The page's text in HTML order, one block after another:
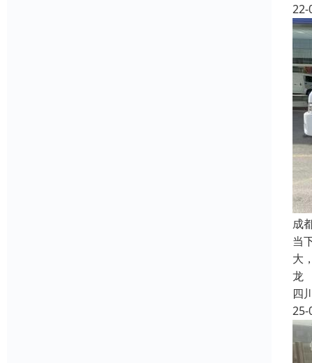
22-
成
当
大
龙
四
25-